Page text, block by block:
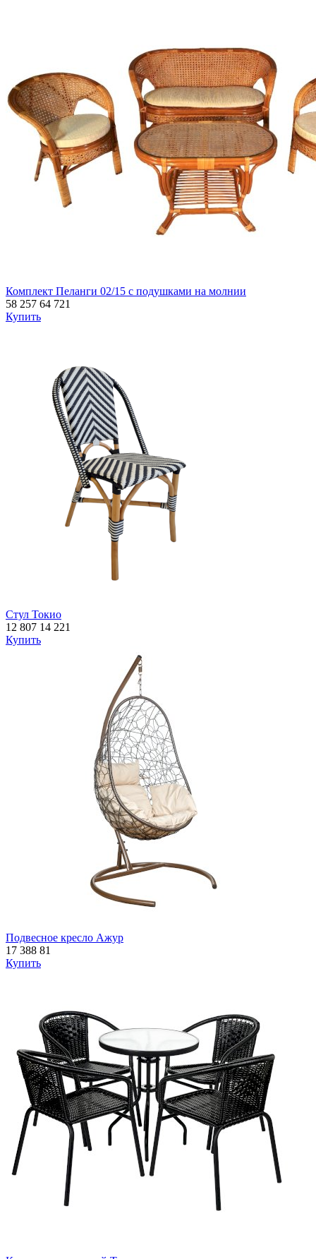
Комплект Пеланги 02/15 с подушками на молнии
58 257 64 721
Купить
Стул Токио
12 807 14 221
Купить
Подвесное кресло Ажур
17 388 81
Купить